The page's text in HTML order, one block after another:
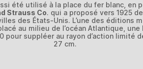
été utilisé à la place du fer blanc, en
Strauss Co. qui a proposé vers 1925
des États-Unis. L’une des éditions
au milieu de l’océan Atlantique, une
pour suppléer au rayon d’action limité
27 cm.